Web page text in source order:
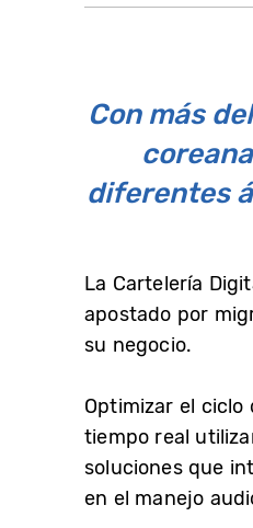
Con más
diferentes
La Cartelería
apostado por
su negocio.
Optimizar el
tiempo real
soluciones que
en el manejo